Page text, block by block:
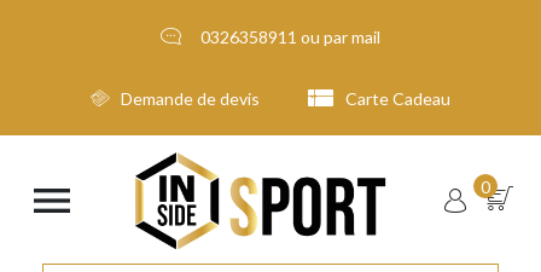
0326358911 ou parmail
Demande de devis Carte Cadeau
 0